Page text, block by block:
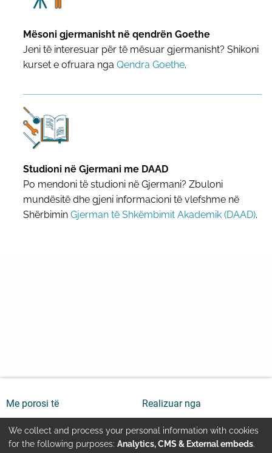
Mësoni gjermanisht në qendrën Goethe
Jeni të interesuar për të mësuar gjermanisht? Shikoni
kurset e ofruara nga Qendra Goethe.
Studioni në Gjermani me DAAD
Po mendoni të studioni në Gjermani? Zbuloni
mundësitë dhe gjeni informacioni të vlefshme në
Shërbimin Gjerman të Shkëmbimit Akademik (DAAD).
Me porosi të Realizuar nga
We collect and process your personal information with cookies
for the following purposes: Analytics, CMS & External embeds.